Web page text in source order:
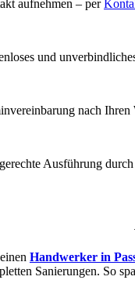
aufnehmen – per
und
nach Ihren
Ausführung
Handwerker in
Sanierungen. So